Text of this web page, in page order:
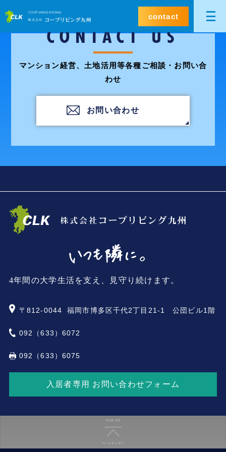
contact
CONTACT US
マンション経営、土地活用等各種ご相談・お問い合
わせ
お問い合わせ
4年間の大学生活を支え、見守り続けます。
〒812-0044 福岡市博多区千代2丁目21-1 公団ビル1階
092（633）6072
092（633）6075
入居者専用 お問い合わせフォーム